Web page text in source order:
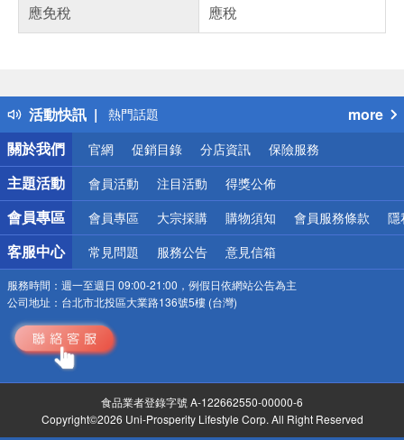
應免稅
應稅
活動快訊
得獎公告
熱門話題
銀行優惠
偏遠地區配送
詐騙網頁！請小心！
more
關於我們
官網 促銷目錄 分店資訊 保險服務
主題活動 會員活動 注目活動 得獎公佈
會員專區 會員專區 大宗採購 購物須知 會員服務條款 隱
客服中心 常見問題 服務公告 意見信箱
服務時間： 週一至週日 09:00-21:00，例假日依網站公告為主
公司地址： 台北市北投區大業路136號5樓 (台灣)
食品業者登錄字號 A-122662550-00000-6
Copyright©2026 Uni-Prosperity Lifestyle Corp. All Right Reserved